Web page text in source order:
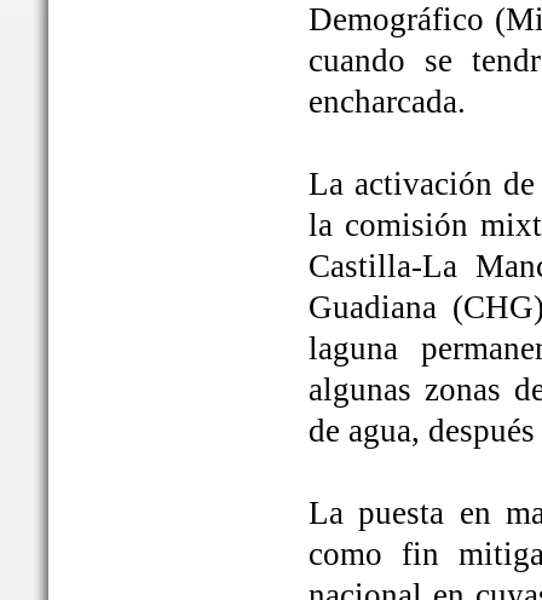
Demográfico
cuando se
encharcada.
La activación
la comisión
Castilla-La
Guadiana
laguna
algunas zonas
de agua,
La puesta en
como fin